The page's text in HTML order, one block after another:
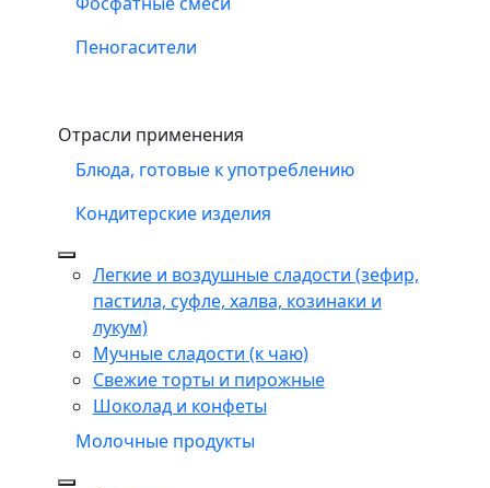
Пеногасители
Отрасли применения
Блюда, готовые к употреблению
Кондитерские изделия
Легкие и воздушные сладости (зефир,
пастила, суфле, халва, козинаки и
лукум)
Мучные сладости (к чаю)
Свежие торты и пирожные
Шоколад и конфеты
Молочные продукты